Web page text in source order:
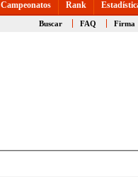
Campeonatos Rank
Buscar FAQ Firma